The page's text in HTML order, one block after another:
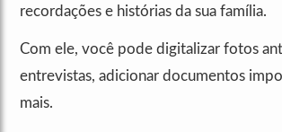
recordações e histórias da sua família.
Com ele, você pode digitalizar fotos
entrevistas, adicionar documentos
mais.